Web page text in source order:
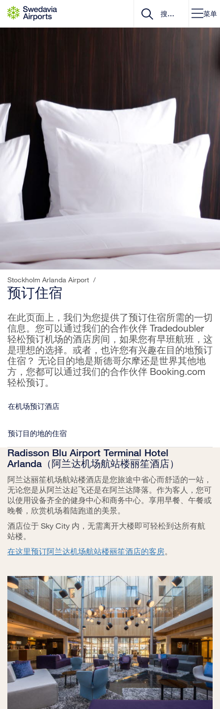
Go to content
菜单
Stockholm Arlanda Airport /
预订住宿
在此页面上，我们为您提供了预订住宿所需的一切
信息。您可以通过我们的合作伙伴 Tradedoubler
轻松预订机场的酒店房间，如果您有早班航班，这
是理想的选择。或者，也许您有兴趣在目的地预订
住宿？ 无论目的地是斯德哥尔摩还是世界其他地
方，您都可以通过我们的合作伙伴 Booking.com
轻松预订。
在机场预订酒店
预订目的地的住宿
Radisson Blu Airport Terminal Hotel
Arlanda（阿兰达机场航站楼丽笙酒店）
阿兰达丽笙机场航站楼酒店是您旅途中省心而舒适的一站，
无论您是从阿兰达起飞还是在阿兰达降落。作为客人，您可
以使用设备齐全的健身中心和商务中心。享用早餐、午餐或
晚餐，欣赏机场着陆跑道的美景。
酒店位于 Sky City 内，无需离开大楼即可轻松到达所有航
站楼。
在这里预订阿兰达机场航站楼丽笙酒店的客房。